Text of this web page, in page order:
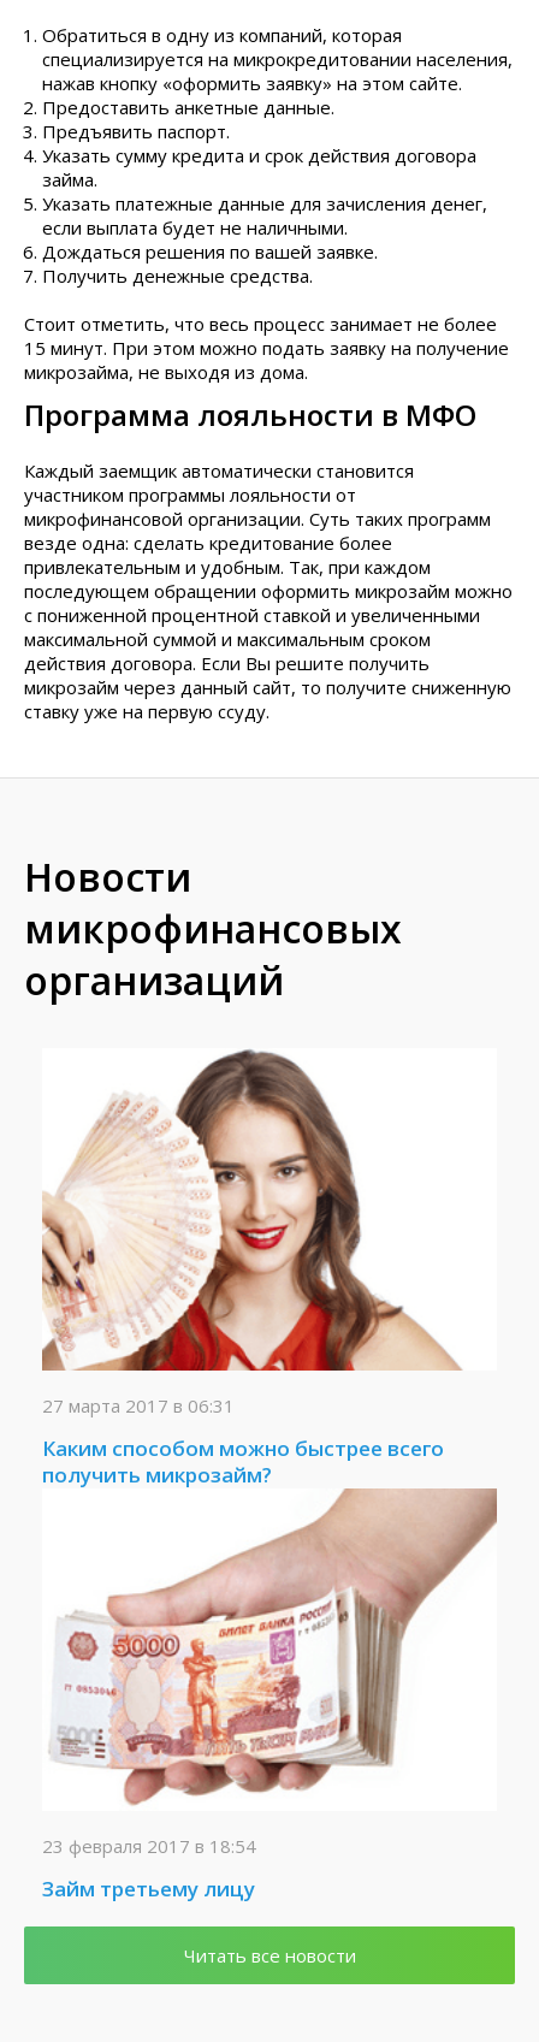
Обратиться в одну из компаний, которая
специализируется на микрокредитовании населения,
нажав кнопку «оформить заявку» на этом сайте.
Предоставить анкетные данные.
Предъявить паспорт.
Указать сумму кредита и срок действия договора
займа.
Указать платежные данные для зачисления денег,
если выплата будет не наличными.
Дождаться решения по вашей заявке.
Получить денежные средства.
Стоит отметить, что весь процесс занимает не более
15 минут. При этом можно подать заявку на получение
микрозайма, не выходя из дома.
Программа лояльности в МФО
Каждый заемщик автоматически становится
участником программы лояльности от
микрофинансовой организации. Суть таких программ
везде одна: сделать кредитование более
привлекательным и удобным. Так, при каждом
последующем обращении оформить микрозайм можно
с пониженной процентной ставкой и увеличенными
максимальной суммой и максимальным сроком
действия договора. Если Вы решите получить
микрозайм через данный сайт, то получите сниженную
ставку уже на первую ссуду.
Новости
микрофинансовых
организаций
27 марта 2017 в 06:31
Каким способом можно быстрее всего
получить микрозайм?
23 февраля 2017 в 18:54
Займ третьему лицу
Читать все новости